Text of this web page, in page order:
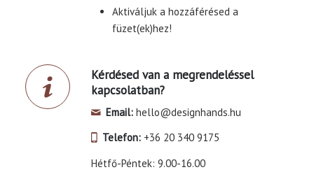
Aktiváljuk a hozzáférésed a
füzet(ek)hez!
Kérdésed van a megrendeléssel
kapcsolatban?
Email:hello@designhands.hu
Telefon: +36 20 340 9175
Hétfő-Péntek: 9.00-16.00